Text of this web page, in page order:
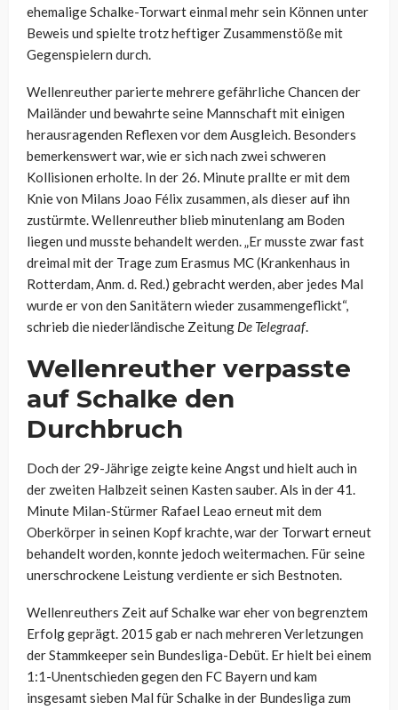
ehemalige Schalke-Torwart einmal mehr sein Können unter
Beweis und spielte trotz heftiger Zusammenstöße mit
Gegenspielern durch.
Wellenreutherparierte mehrere gefährliche Chancen der
Mailänder und bewahrte seine Mannschaft mit einigen
herausragenden Reflexen vor dem Ausgleich. Besonders
bemerkenswert war, wie er sich nach zwei schweren
Kollisionen erholte. In der 26. Minute prallte er mit dem
Knie von Milans Joao Félix zusammen, als dieser auf ihn
zustürmte.Wellenreutherblieb minutenlang am Boden
liegen und musste behandelt werden. „Er musste zwar fast
dreimal mit der Trage zum Erasmus MC (Krankenhaus in
Rotterdam, Anm. d. Red.) gebracht werden, aber jedes Mal
wurde er von den Sanitätern wieder zusammengeflickt“,
schrieb die niederländische Zeitung De Telegraaf.
Wellenreuther verpasste
auf Schalke den
Durchbruch
Doch der 29-Jährige zeigte keine Angst und hielt auch in
der zweiten Halbzeit seinen Kasten sauber. Als in der 41.
Minute Milan-Stürmer Rafael Leao erneut mit dem
Oberkörper in seinen Kopf krachte, war der Torwart erneut
behandelt worden, konnte jedoch weitermachen. Für seine
unerschrockene Leistung verdiente er sich Bestnoten.
Wellenreuthers Zeit auf Schalke war eher von begrenztem
Erfolg geprägt. 2015 gab er nach mehreren Verletzungen
der Stammkeeper sein Bundesliga-Debüt. Er hielt bei einem
1:1-Unentschieden gegen den FC Bayern und kam
insgesamtsieben Mal für Schalke in der Bundesliga zum